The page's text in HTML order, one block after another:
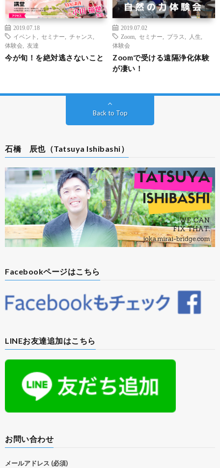
2019.07.18
イベント
セミナー チャンス
体験会
友達
今が旬！を絶対逃さないこと
2019.07.02
Zoom
セミナー プラス 人生
体験会
Zoomで受ける遠隔浄化体験
が凄い！
Back to Top
石橋 辰也（Tatsuya Ishibashi）
Facebookページはこちら
LINEお友達追加はこちら
お問い合わせ
メールアドレス (必須)